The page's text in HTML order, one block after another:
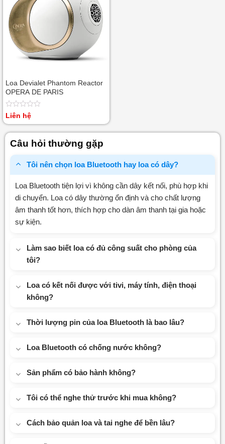
Loa Devialet Phantom Reactor
OPERA DE PARIS
Được
0
Liên hệ
Câu hỏi thường gặp
Tôi nên chọn loa Bluetooth hay loa có dây?
Loa Bluetooth tiện lợi vì không cần dây kết nối, phù hợp khi
di chuyển. Loa có dây thường ổn định và cho chất lượng
âm thanh tốt hơn, thích hợp cho dàn âm thanh tại gia hoặc
sự kiện.
Làm sao biết loa có đủ công suất cho phòng của
tôi?
Loa có kết nối được với tivi, máy tính, điện thoại
không?
Thời lượng pin của loa Bluetooth là bao lâu?
Loa Bluetooth có chống nước không?
Sản phẩm có bảo hành không?
Tôi có thể nghe thử trước khi mua không?
Cách bảo quản loa và tai nghe để bền lâu?